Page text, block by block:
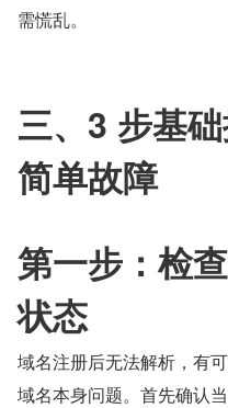
需慌乱。
三、3 步基
简单故障
第一步：检
状态
域名注册后无法解析，有
域名本身问题。首先确认